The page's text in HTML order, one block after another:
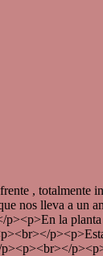
, totalmente
nos lleva a un
la
p><p><br></